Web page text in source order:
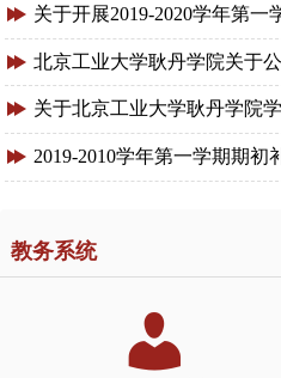
关于开展2019-2020学年第一学期期中教学检
北京工业大学耿丹学院关于公布第一批“优课工程
关于北京工业大学耿丹学院学分置换认定管理办
2019-2010学年第一学期期初补考安
教务系统